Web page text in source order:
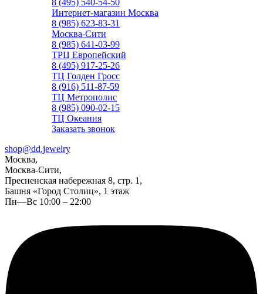
8 (495) 540-54-50
Интернет-магазин Москва
8 (985) 623-83-31
Москва-Сити
8 (985) 641-03-99
ТРЦ Европейский
8 (495) 917-25-26
ТЦ Голден Гросс
8 (916) 511-87-59
ТЦ Метрополис
8 (985) 090-02-15
ТЦ Океания
Заказать звонок
shop@dd.jewelry
Москва,
Москва-Сити,
Пресненская набережная 8, стр. 1,
Башня «Город Столиц», 1 этаж
Пн—Вс 10:00 – 22:00